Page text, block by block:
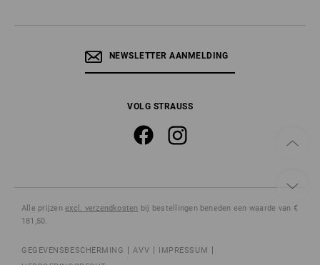
NEWSLETTER AANMELDING
VOLG STRAUSS
Alle prijzenexcl. verzendkosten bij bestellingen beneden een waarde van €
181,50.
GEGEVENSBESCHERMING AVV
IMPRESSUM